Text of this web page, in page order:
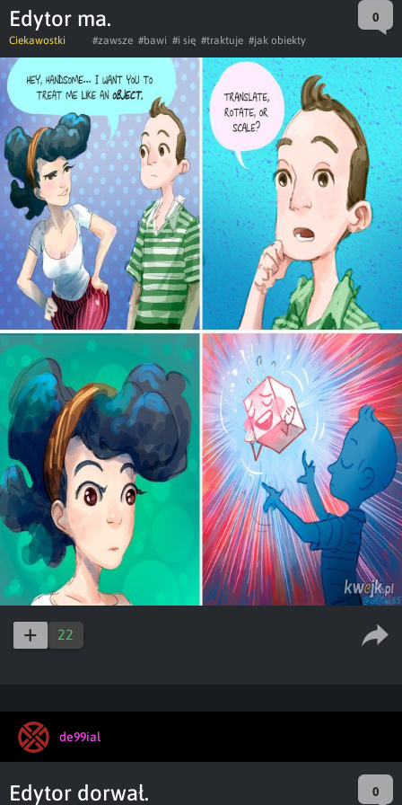
Edytor ma. 0
Ciekawostki #zawsze #bawi #i się #traktuje #jak obiekty
22
de99ial
Edytor dorwał. 0